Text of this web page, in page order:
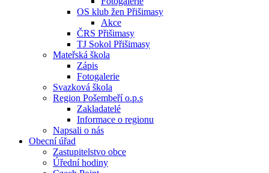
OS klub žen Přišimasy
Akce
ČRS Přišimasy
TJ Sokol Přišimasy
Mateřská škola
Zápis
Fotogalerie
Svazková škola
Region Pošembeří o.p.s
Zakladatelé
Informace o regionu
Napsali o nás
Obecní úřad
Zastupitelstvo obce
Úřední hodiny